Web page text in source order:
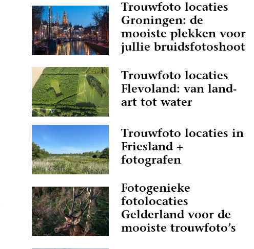
Trouwfoto locaties
Groningen: de
mooiste plekken voor
jullie bruidsfotoshoot
Trouwfoto locaties
Flevoland: van land-
art tot water
Trouwfoto locaties in
Friesland +
fotografen
Fotogenieke
fotolocaties
Gelderland voor de
mooiste trouwfoto’s